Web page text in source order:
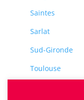
Saintes
Sarlat
Sud-Gironde
Toulouse